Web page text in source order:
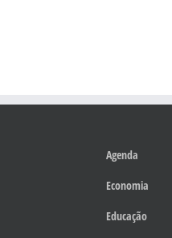
Agenda
Economia
Educação